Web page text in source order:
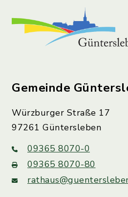
Gemeinde
Würzburger Straße 17
97261 Güntersleben
09365 8070-0
09365 8070-80